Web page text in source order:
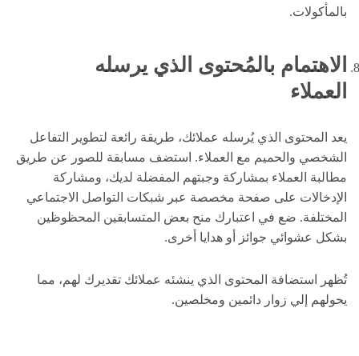
بالمأكولات.
الاهتمام بالمُحتوى الذي يرسله
العملاء
يعد المحتوى الذي يُرسله عملائك، طريقة رائعة لتطوير التفاعل
الشخصي والحميم مع العملاء. استضف مسابقة للصور عن طريق
مطالبة العملاء بمشاركة وجبتهم المفضلة لديك، ومشاركة
الإدخالات على صفحة مخصصة عبر شبكات التواصل الاجتماعي
المختلفة. ضع في اعتبارك منح بعض المتسابقين المحظوظين
بشكل عشوائي جوائز أو هدايا أخرى.
تُظهر استضافة المحتوى الذي ينشئه عملائك تقديرك لهم، مما
يحولهم إلي زوار دائمين ومخلصين.